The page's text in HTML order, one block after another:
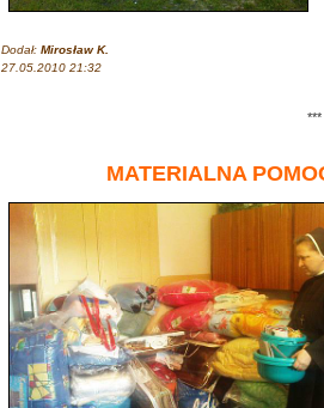
Dodał: Mirosław K.
27.05.2010 21:32
***
MATERIALNA